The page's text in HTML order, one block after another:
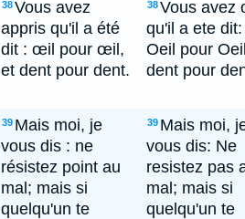
38Vous avez
appris qu'il a été
dit : œil pour œil,
et dent pour dent.
38Vous avez
qu'il a ete dit:
Oeil pour
dent pour
39 Mais moi, je
vous dis : ne
résistez point au
mal; mais si
quelqu'un te
39 Mais moi,
vous dis: Ne
resistez pas
mal; mais si
quelqu'un te